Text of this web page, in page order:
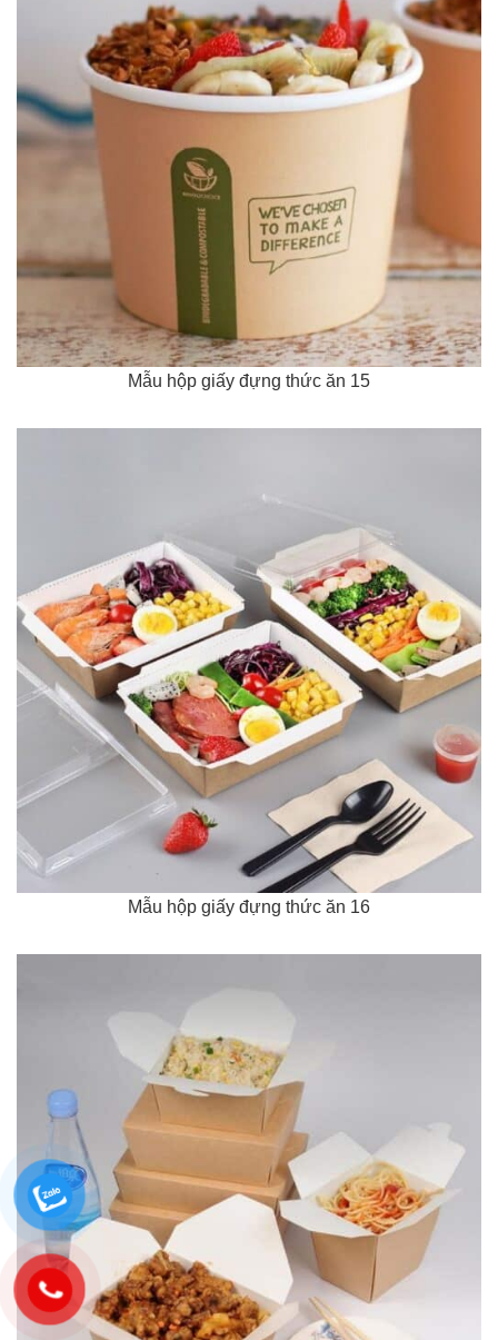
Mẫu hộp giấy đựng thức ăn 15
Mẫu hộp giấy đựng thức ăn 16